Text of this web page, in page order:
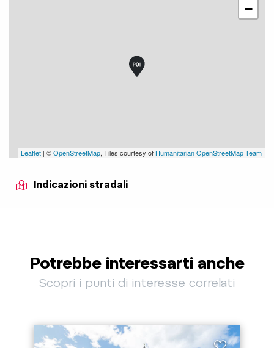
−
Leaflet | ©OpenStreetMap, Tiles courtesy of Humanitarian OpenStreetMap Team
Indicazioni stradali
Potrebbe interessarti anche
Scopri i punti di interesse correlati